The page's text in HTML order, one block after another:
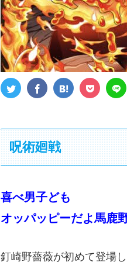
呪術廻戦
喜べ男子ども
オッパッピーだよ馬鹿
釘崎野薔薇が初めて登場